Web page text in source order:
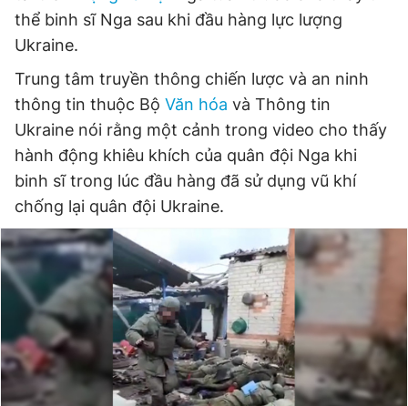
thể binh sĩ Nga sau khi đầu hàng lực lượng
Ukraine.
Trung tâm truyền thông chiến lược và an ninh
thông tin thuộc Bộ Văn hóa và Thông tin
Ukraine nói rằng một cảnh trong video cho thấy
hành động khiêu khích của quân đội Nga khi
binh sĩ trong lúc đầu hàng đã sử dụng vũ khí
chống lại quân đội Ukraine.